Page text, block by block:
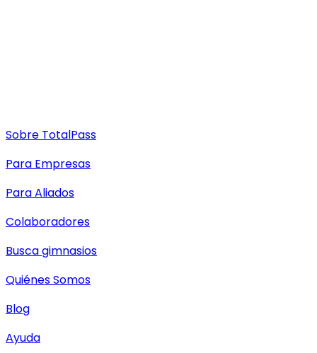
Sobre TotalPass
Para Empresas
Para Aliados
Colaboradores
Busca gimnasios
Quiénes Somos
Blog
Ayuda